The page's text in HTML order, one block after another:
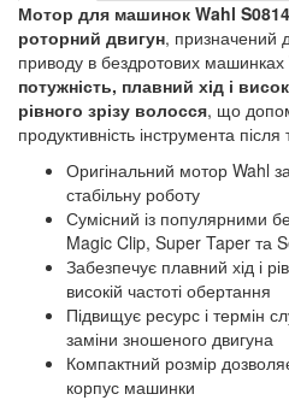
Мотор для машинок Wahl
роторний двигун, призначений
приводу в бездротових
потужність, плавний хід і
рівного зрізу волосся, що
продуктивність інструмента після
Оригінальний мотор Wahl
стабільну роботу
Сумісний із популярними
Magic Clip, Super Taper та
Забезпечує плавний хід і
високій частоті обертання
Підвищує ресурс і термін
заміни зношеного двигуна
Компактний розмір
корпус машинки